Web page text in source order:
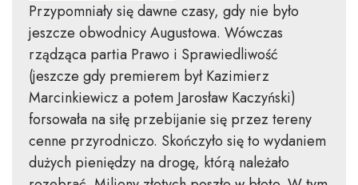
Przypomniały się dawne czasy, gdy nie było
jeszcze obwodnicy Augustowa. Wówczas
rządząca partia Prawo i Sprawiedliwość
(jeszcze gdy premierem był Kazimierz
Marcinkiewicz a potem Jarosław Kaczyński)
forsowała na siłę przebijanie się przez tereny
cenne przyrodniczo. Skończyło się to wydaniem
dużych pieniędzy na drogę, którą należało